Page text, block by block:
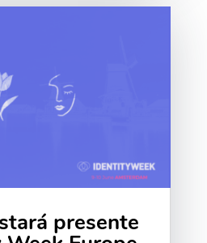
presente